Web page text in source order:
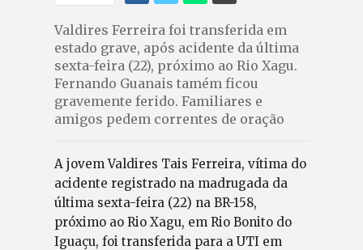
Valdires Ferreira foi transferida em
estado grave, após acidente da última
sexta-feira (22), próximo ao Rio Xagu.
Fernando Guanais tamém ficou
gravemente ferido. Familiares e
amigos pedem correntes de oração
A jovem Valdires Tais Ferreira, vítima do
acidente registrado na madrugada da
última sexta-feira (22) na BR-158,
próximo ao Rio Xagu, em Rio Bonito do
Iguaçu, foi transferida para a UTI em